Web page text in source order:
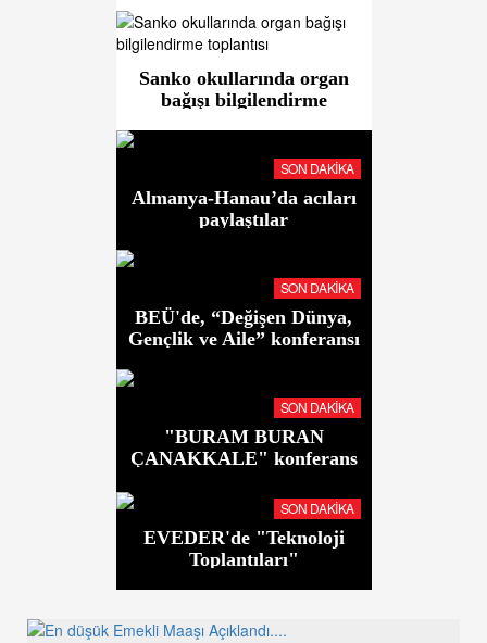
Sanko okullarında organ
bağışı bilgilendirme
SON DAKIKA
Almanya-Hanau’da acıları
paylaştılar
SON DAKIKA
BEÜ'de, “Değişen Dünya,
Gençlik ve Aile” konferansı
SON DAKIKA
"BURAM BURAN
ÇANAKKALE" konferans
SON DAKIKA
EVEDER'de "Teknoloji
Toplantıları"